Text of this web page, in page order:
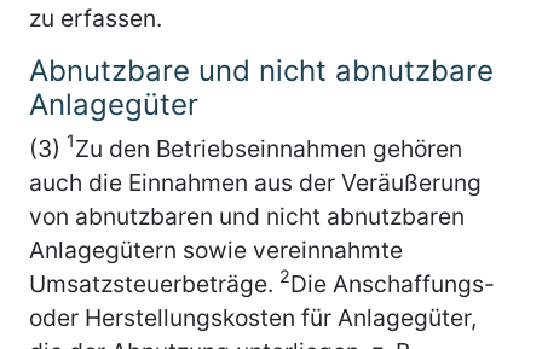
zu erfassen.
Abnutzbare und nicht abnutzbare
Anlagegüter
(3) 1Zu den Betriebseinnahmen gehören
auch die Einnahmen aus der Veräußerung
von abnutzbaren und nicht abnutzbaren
Anlagegütern sowie vereinnahmte
Umsatzsteuerbeträge. 2Die Anschaffungs-
oder Herstellungskosten für Anlagegüter,